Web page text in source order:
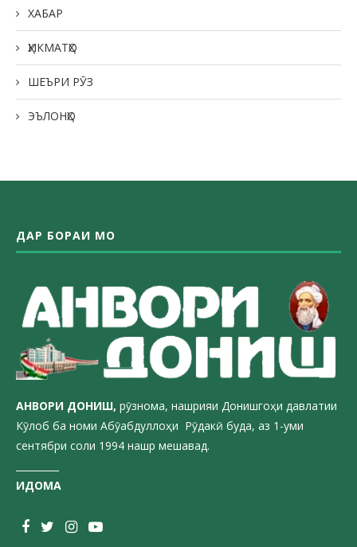
ХАБАР
ҲИКМАТҲО
ШЕЪРИ РӮЗ
ЭЪЛОНҲО
ДАР БОРАИ МО
АНВОРИ ДОНИШ, рӯзнома, нашрияи Донишгоҳи давлатии
Кӯлоб ба номи Абӯабдуллоҳи Рӯдакӣ буда, аз 1-уми
сентябри соли 1994 нашр мешавад.
ИДОМА